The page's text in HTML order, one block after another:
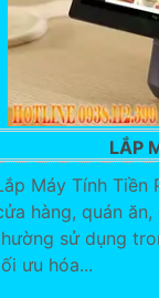
LẮP
Máy Tính Tiền
hàng, quán
sử dụng
ưu hóa...